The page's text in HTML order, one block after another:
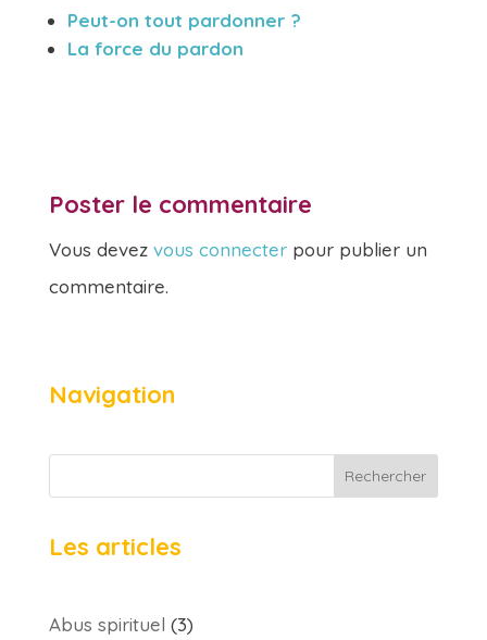
Peut-on tout pardonner ?
La force du pardon
Poster le commentaire
Vous devez vous connecterpour publier un
commentaire.
Navigation
Rechercher
Les articles
Abus spirituel (3)